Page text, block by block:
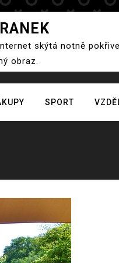
skýtá notně
obraz.
SPORT